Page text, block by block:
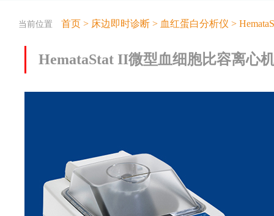
当前位置 首页> 床边即时诊断> 血红蛋白分析仪 >
HemataStat II微型血细胞比容离心